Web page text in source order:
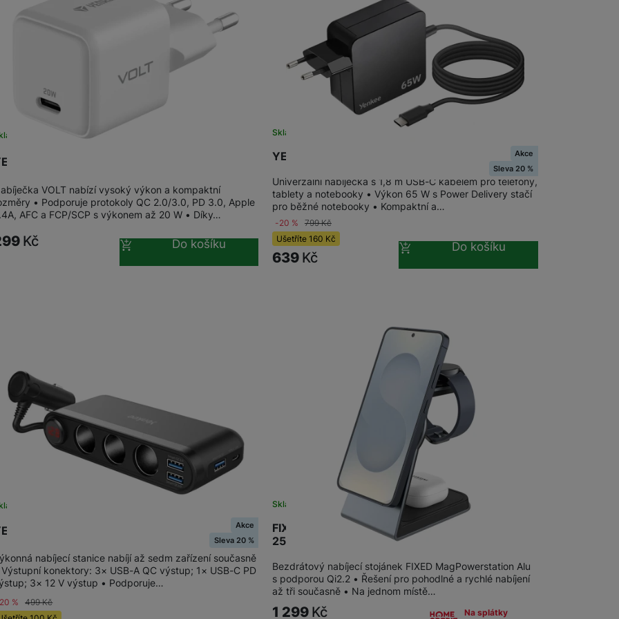
my nebo naši partneři, abychom vám mohli zobrazit vhodné obsahy nebo reklamy jak
YAC G20 VOLT Nabíječka USB C 20W
VOLT nabízí vysoký výkon a kompaktní
• Podporuje protokoly QC 2.0/3.0, PD 3.0, Apple
AFC a FCP/SCP s výkonem až 20 W • Díky…
Kč Do košíku
YENKEE YAU C65 Nabíječka USB C 65W
Skladem
Akce
Sleva 20 %
Univerzální nabíječka s 1,8 m USB-C kabelem pro telefony,
tablety a notebooky • Výkon 65 W s Power Delivery stačí
pro běžné notebooky • Kompaktní a…
-20 % 799Kč
Ušetříte 160 Kč
639 Kč
Do košíku
YAC 470 Nabíjecí adaptér do auta
Akce
Sleva 20 %
nabíjecí stanice nabíjí až sedm zařízení současně
Výstupní konektory: 3× USB-A QC výstup; 1× USB-C PD
3× 12 V výstup • Podporuje…
% 499Kč
FIXED MagPowerstation Alu pro Samsung
25W+5W+2W,Gr
Skladem na prodejně na 4 prodejnách
Bezdrátový nabíjecí stojánek FIXED MagPowerstation Alu
s podporou Qi2.2 • Řešení pro pohodlné a rychlé nabíjení
až tři současně • Na jednom místě…
1 299 Kč
Na splátky